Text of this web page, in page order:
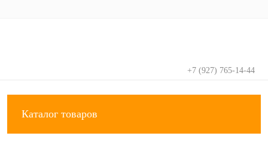
+7 (927) 765-14-44
Каталог товаров